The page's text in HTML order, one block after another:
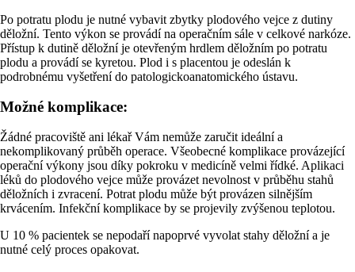
Po potratu plodu je nutné vybavit zbytky plodového vejce z dutiny
děložní. Tento výkon se provádí na operačním sále v celkové narkóze.
Přístup k dutině děložní je otevřeným hrdlem děložním po potratu
plodu a provádí se kyretou. Plod i s placentou je odeslán k
podrobnému vyšetření do patologickoanatomického ústavu.
Možné komplikace:
Žádné pracoviště ani lékař Vám nemůže zaručit ideální a
nekomplikovaný průběh operace. Všeobecné komplikace provázející
operační výkony jsou díky pokroku v medicíně velmi řídké. Aplikaci
léků do plodového vejce může provázet nevolnost v průběhu stahů
děložních i zvracení. Potrat plodu může být provázen silnějším
krvácením. Infekční komplikace by se projevily zvýšenou teplotou.
U 10 % pacientek se nepodaří napoprvé vyvolat stahy děložní a je
nutné celý proces opakovat.